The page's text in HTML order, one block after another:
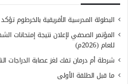
البطولة المدرسية الأفريقية بالخرطوم
المؤتمر الصحفي لإعلان نتيجة إمتحانات
للعام (2026م)
شرطة أم درمان تفك لغز عصابة الدراجات النارية
ما قبل الطلقة الأولى